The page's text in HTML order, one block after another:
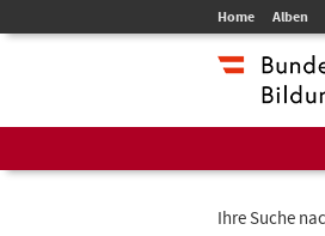
Home Alben
Ihre Suche